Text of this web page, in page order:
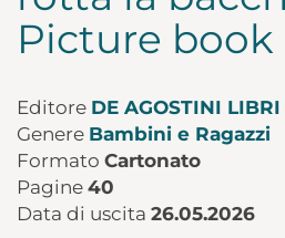
Picture book
Editore DE AGOSTINI LIBRI
Genere Bambini e Ragazzi
Formato Cartonato
Pagine 40
Data di uscita 26.05.2026